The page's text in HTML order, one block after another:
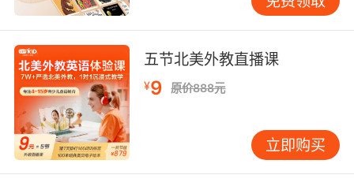
五节北美外教直播课
¥9 原价888元
立即购买